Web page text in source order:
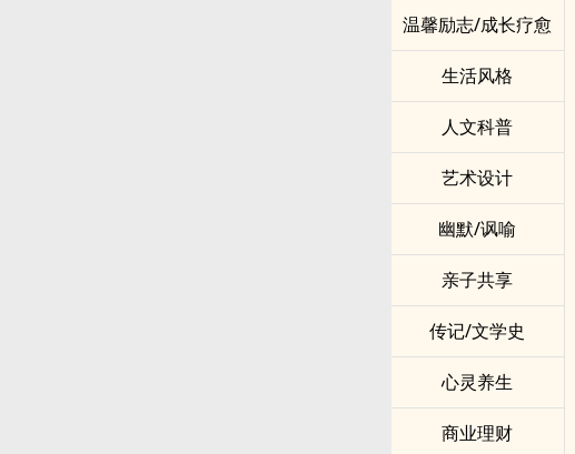
温馨励志/成长疗愈
生活风格
人文科普
艺术设计
幽默/讽喻
亲子共享
传记/文学史
心灵养生
商业理财